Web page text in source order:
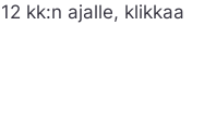
kk:n ajalle, klikkaa